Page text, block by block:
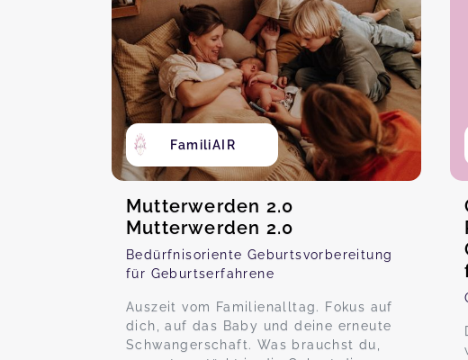
FamiliAIR
Mutterwerden 2.0
Mutterwerden 2.0
Bedürfnisoriente Geburtsvorbereitung
für Geburtserfahrene
Auszeit vom Familienalltag. Fokus auf
dich, auf das Baby und deine erneute
Schwangerschaft. Was brauchst du,